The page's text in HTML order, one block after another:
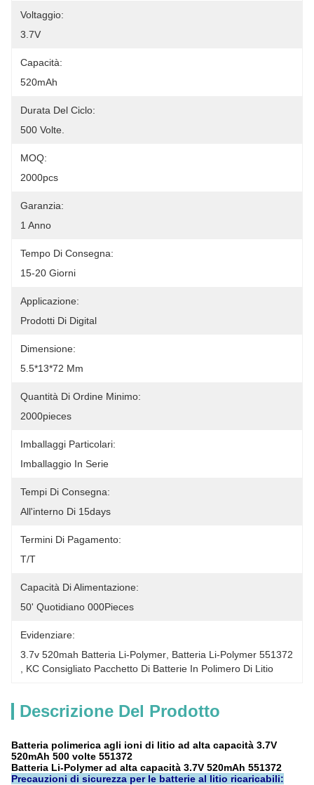
Voltaggio:
3.7V
Capacità:
520mAh
Durata Del Ciclo:
500 Volte.
MOQ:
2000pcs
Garanzia:
1 Anno
Tempo Di Consegna:
15-20 Giorni
Applicazione:
Prodotti Di Digital
Dimensione:
5.5*13*72 Mm
Quantità Di Ordine Minimo:
2000pieces
Imballaggi Particolari:
Imballaggio In Serie
Tempi Di Consegna:
All'interno Di 15days
Termini Di Pagamento:
T/T
Capacità Di Alimentazione:
50' Quotidiano 000Pieces
Evidenziare:
3.7v 520mah Batteria Li-Polymer Batteria Li-Polymer 551372
KC Consigliato Pacchetto Di Batterie In Polimero Di Litio
Descrizione Del Prodotto
Batteria polimerica agli ioni di litio ad alta capacità 3.7V
520mAh 500 volte 551372
Batteria Li-Polymer ad alta capacità 3.7V 520mAh 551372
Precauzioni di sicurezza per le batterie al litio ricaricabili: